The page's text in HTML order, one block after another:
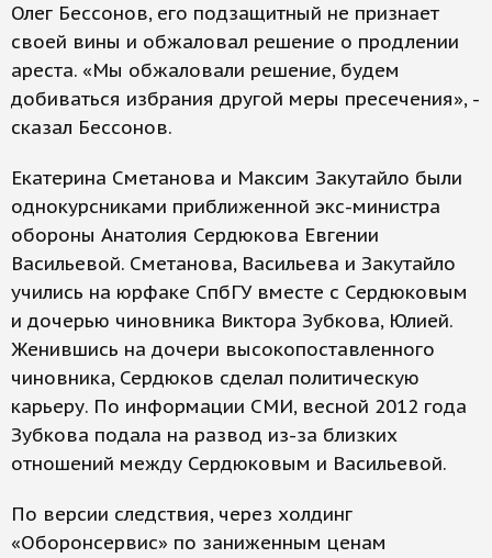
Олег Бессонов, его подзащитный не признает
своей вины и обжаловал решение о продлении
ареста. «Мы обжаловали решение, будем
добиваться избрания другой меры пресечения», -
сказал Бессонов.
Екатерина Сметанова и Максим Закутайло были
однокурсниками приближенной экс-министра
обороны Анатолия Сердюкова Евгении
Васильевой. Сметанова, Васильева и Закутайло
учились на юрфаке СпбГУ вместе с Сердюковым
и дочерью чиновника Виктора Зубкова, Юлией.
Женившись на дочери высокопоставленного
чиновника, Сердюков сделал политическую
карьеру. По информации СМИ, весной 2012 года
Зубкова подала на развод из-за близких
отношений между Сердюковым и Васильевой.
По версии следствия, через холдинг
«Оборонсервис» по заниженным ценам